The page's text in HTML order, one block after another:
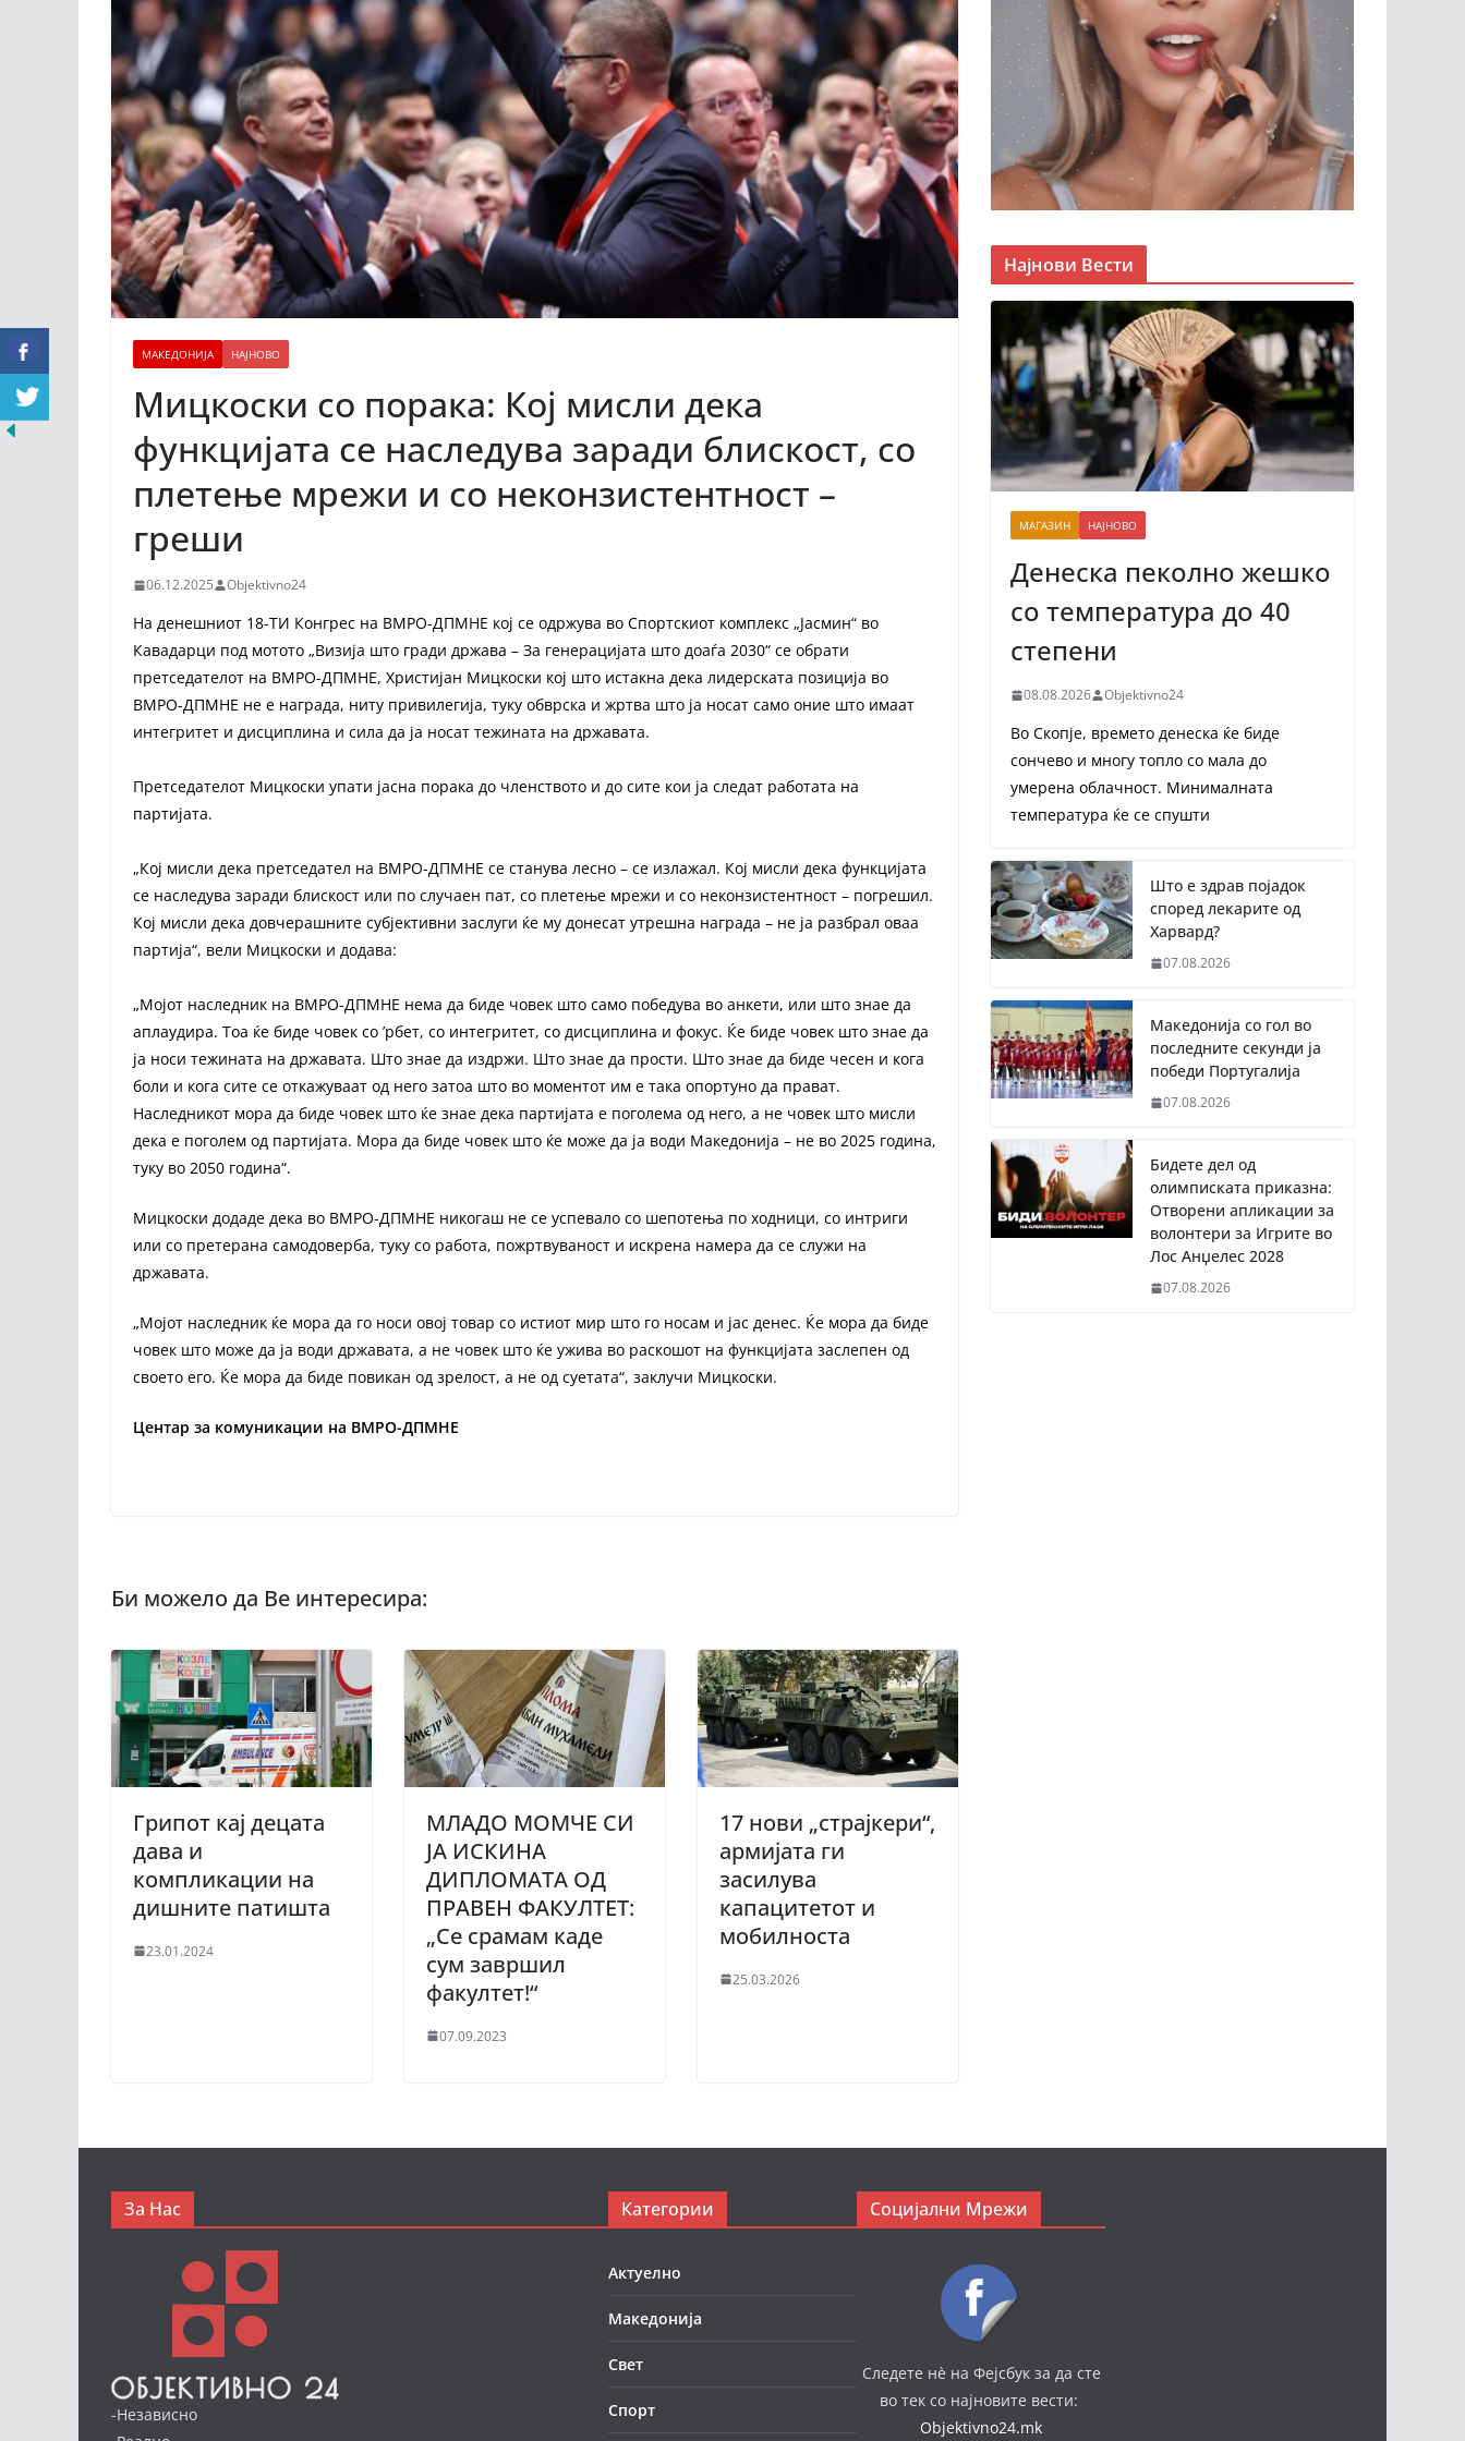
МАКЕДОНИЈА НАЈНОВО
Мицкоски со порака: Кој мисли дека
функцијата се наследува заради блискост, со
плетење мрежи и со неконзистентност –
греши
06.12.2025 Objektivno24
На денешниот 18-ТИ Конгрес на ВМРО-ДПМНЕ кој се одржува во Спортскиот комплекс „Јасмин“ во
Кавадарци под мотото „Визија што гради држава – За генерацијата што доаѓа 2030“ се обрати
претседателот на ВМРО-ДПМНЕ, Христијан Мицкоски кој што истакна дека лидерската позиција во
ВМРО-ДПМНЕ не е награда, ниту привилегија, туку обврска и жртва што ја носат само оние што имаат
интегритет и дисциплина и сила да ја носат тежината на државата.
Претседателот Мицкоски упати јасна порака до членството и до сите кои ја следат работата на
партијата.
„Кој мисли дека претседател на ВМРО-ДПМНЕ се станува лесно – се излажал. Кој мисли дека функцијата
се наследува заради блискост или по случаен пат, со плетење мрежи и со неконзистентност – погрешил.
Кој мисли дека довчерашните субјективни заслуги ќе му донесат утрешна награда – не ја разбрал оваа
партија“, вели Мицкоски и додава:
„Мојот наследник на ВМРО-ДПМНЕ нема да биде човек што само победува во анкети, или што знае да
аплаудира. Тоа ќе биде човек со ’рбет, со интегритет, со дисциплина и фокус. Ќе биде човек што знае да
ја носи тежината на државата. Што знае да издржи. Што знае да прости. Што знае да биде чесен и кога
боли и кога сите се откажуваат од него затоа што во моментот им е така опортуно да прават.
Наследникот мора да биде човек што ќе знае дека партијата е поголема од него, а не човек што мисли
дека е поголем од партијата. Мора да биде човек што ќе може да ја води Македонија – не во 2025 година,
туку во 2050 година“.
Мицкоски додаде дека во ВМРО-ДПМНЕ никогаш не се успевало со шепотења по ходници, со интриги
или со претерана самодоверба, туку со работа, пожртвуваност и искрена намера да се служи на
државата.
„Мојот наследник ќе мора да го носи овој товар со истиот мир што го носам и јас денес. Ќе мора да биде
човек што може да ја води државата, а не човек што ќе ужива во раскошот на функцијата заслепен од
своето его. Ќе мора да биде повикан од зрелост, а не од суетата“, заклучи Мицкоски.
Центар за комуникации на ВМРО-ДПМНЕ
Грипот кај децата
дава и
компликации на
дишните патишта
23.01.2024
МЛАДО МОМЧЕ СИ
ЈА ИСКИНА
ДИПЛОМАТА ОД
ПРАВЕН ФАКУЛТЕТ:
„Се срамам каде
сум завршил
факултет!“
07.09.2023
17 нови „страјкери“,
армијата ги
засилува
капацитетот и
мобилноста
25.03.2026
Најнови Вести
МАГАЗИН НАЈНОВО
Денеска пеколно жешко
со температура до 40
степени
08.08.2026 Objektivno24
Во Скопје, времето денеска ќе биде
сончево и многу топло со мала до
умерена облачност. Минималната
температура ќе се спушти
Што е здрав појадок
според лекарите од
Харвард?
07.08.2026
Македонија со гол во
последните секунди ја
победи Португалија
07.08.2026
Бидете дел од
олимписката приказна:
Отворени апликации за
волонтери за Игрите во
Лос Анџелес 2028
07.08.2026
За Нас
-Независно
Категории
Актуелно
Македонија
Свет
Спорт
Социјални Мрежи
Следете нè на Фејсбук за да сте
во тек со најновите вести:
Objektivno24.mk